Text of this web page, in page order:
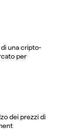
una cripto-
per
dei prezzi di